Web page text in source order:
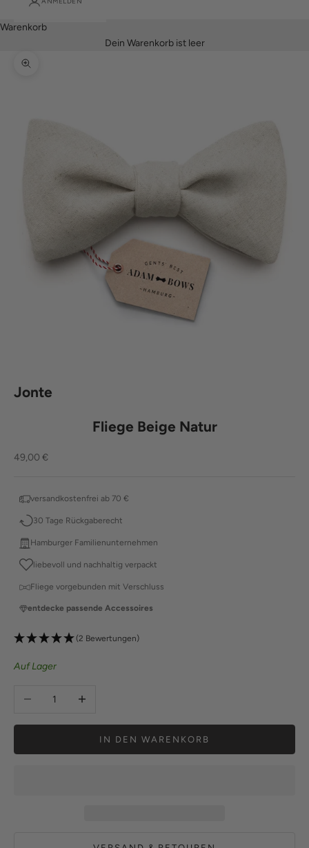
Warenkorb
Dein Warenkorb ist leer
Bild vergrößern
Jonte
Fliege Beige Natur
Angebot
49,00 €
versandkostenfrei ab 70 €
30 Tage Rückgaberecht
Hamburger Familienunternehmen
liebevoll und nachhaltig verpackt
Fliege vorgebunden mit Verschluss
entdecke passende Accessoires
(2 Bewertungen)
Auf Lager
Anzahl verringernAnzahl erhöhen
IN DEN WARENKORB